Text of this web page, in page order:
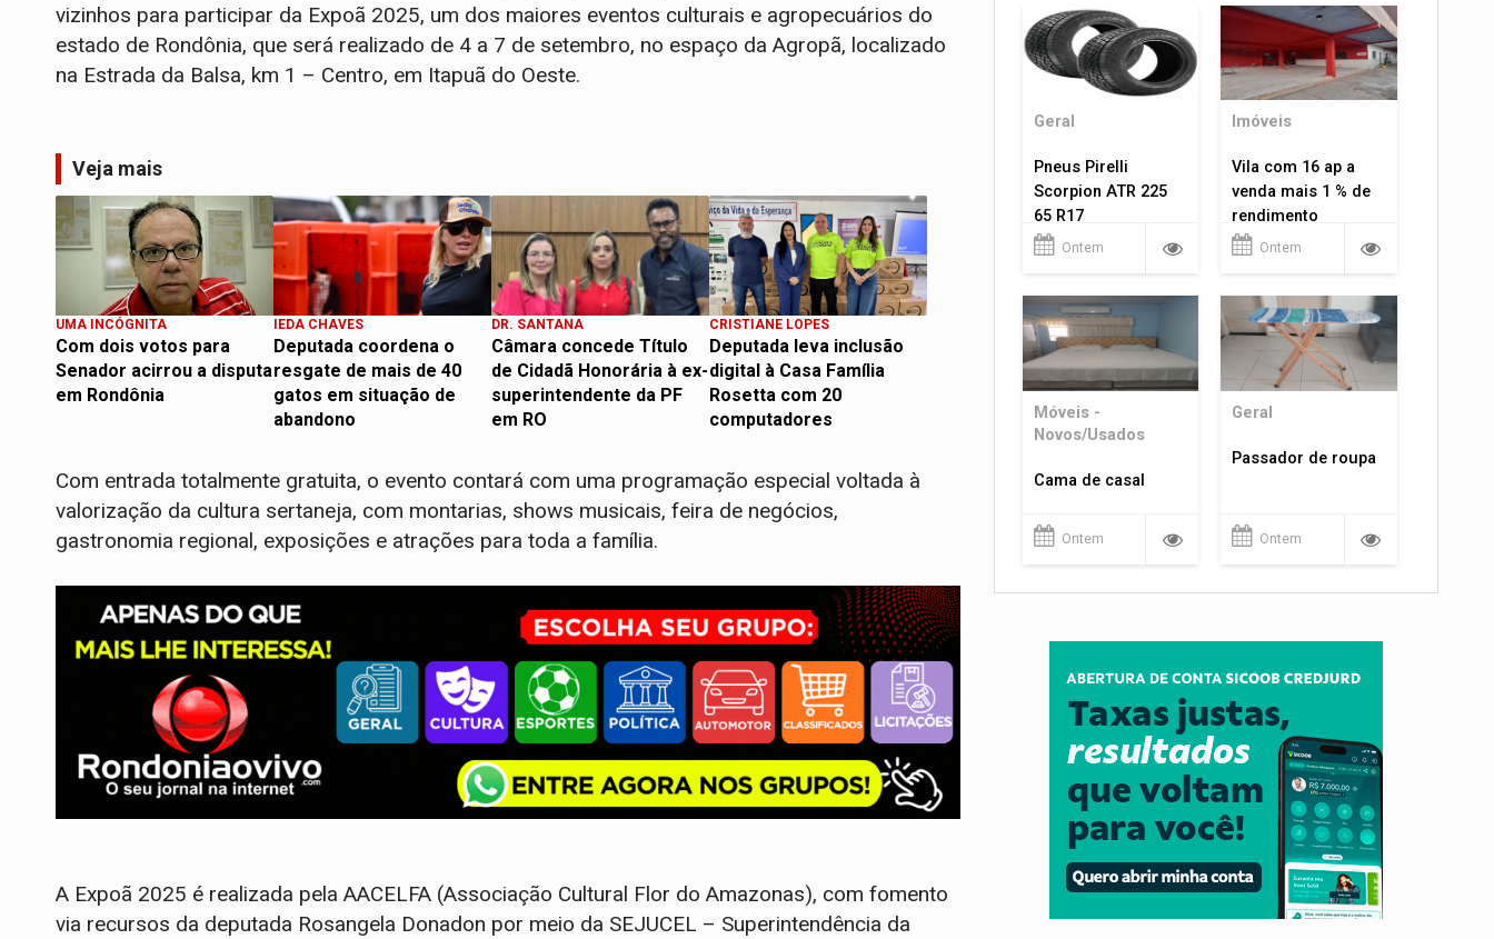
vizinhos para participar da Expoã 2025, um dos maiores eventos culturais e agropecuários do
estado de Rondônia, que será realizado de 4 a 7 de setembro, no espaço da Agropã, localizado
na Estrada da Balsa, km 1 – Centro, em Itapuã do Oeste.
Veja mais
UMA INCÓGNITA
Com dois votos para
Senador acirrou a disputa
em Rondônia
IEDA CHAVES
Deputada coordena o
resgate de mais de 40
gatos em situação de
abandono
DR. SANTANA
Câmara concede Título
de Cidadã Honorária à ex-
superintendente da PF
em RO
CRISTIANE LOPES
Deputada leva inclusão
digital à Casa Família
Rosetta com 20
computadores
Com entrada totalmente gratuita, o evento contará com uma programação especial voltada à
valorização da cultura sertaneja, com montarias, shows musicais, feira de negócios,
gastronomia regional, exposições e atrações para toda a família.
A Expoã 2025 é realizada pela AACELFA (Associação Cultural Flor do Amazonas), com fomento
via recursos da deputada Rosangela Donadon por meio da SEJUCEL – Superintendência da
Geral
Pneus Pirelli
Scorpion ATR 225
65 R17
Ontem
Imóveis
Vila com 16 ap a
venda mais 1 % de
rendimento
Ontem
Móveis -
Novos/Usados
Cama de casal
Ontem
Geral
Passador de roupa
Ontem